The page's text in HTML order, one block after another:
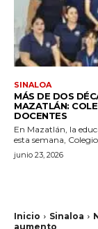
SINALOA
MÁS DE DOS
MAZATLÁN:
DOCENTES
En Mazatlán, la
esta semana,
junio 23, 2026